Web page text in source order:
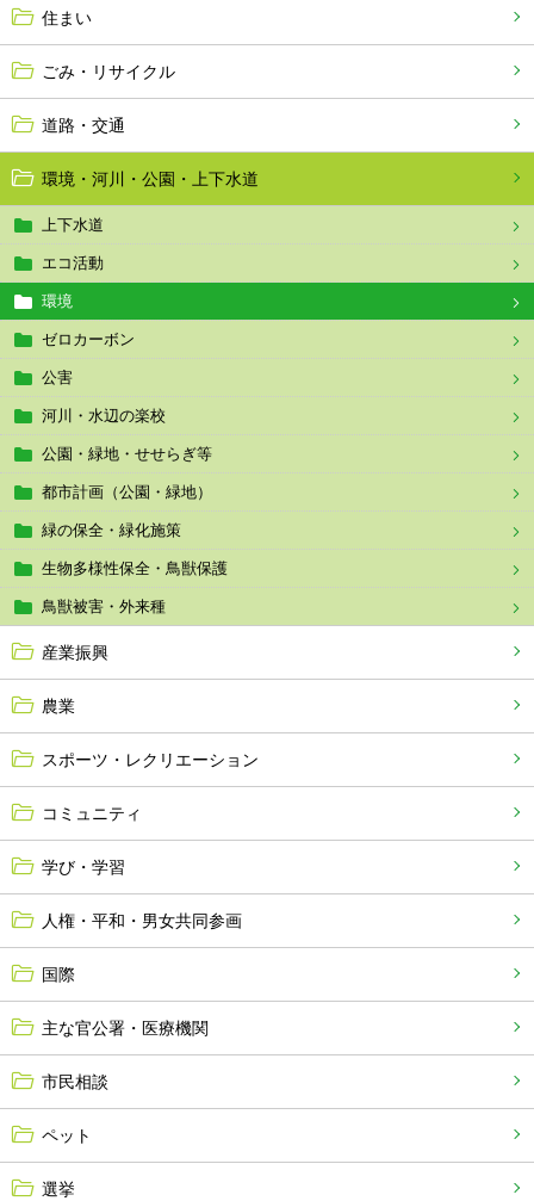
住まい
ごみ・リサイクル
道路・交通
環境・河川・公園・上下水道
上下水道
エコ活動
環境
ゼロカーボン
公害
河川・水辺の楽校
公園・緑地・せせらぎ等
都市計画（公園・緑地）
緑の保全・緑化施策
生物多様性保全・鳥獣保護
鳥獣被害・外来種
産業振興
農業
スポーツ・レクリエーション
コミュニティ
学び・学習
人権・平和・男女共同参画
国際
主な官公署・医療機関
市民相談
ペット
選挙